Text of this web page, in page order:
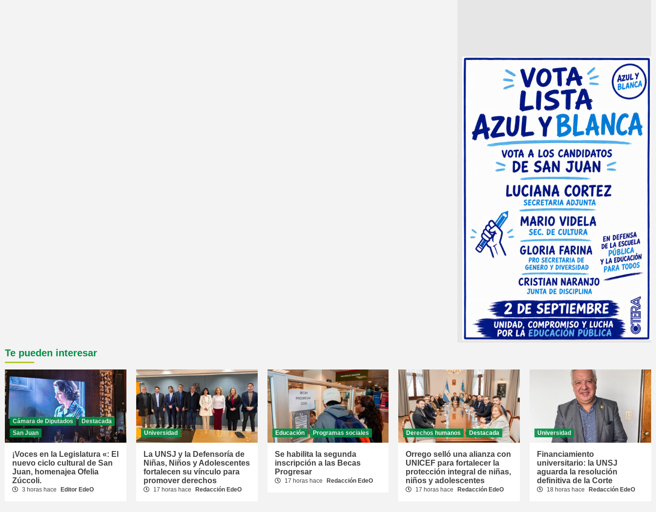
Te pueden interesar
Cámara de Diputados
Destacada
San Juan
¡Voces en la Legislatura «: El
nuevo ciclo cultural de San
Juan, homenajea Ofelia
Zúccoli.
3 horas hace Editor EdeO
Universidad
La UNSJ y la Defensoría de
Niñas, Niños y Adolescentes
fortalecen su vínculo para
promover derechos
17 horas hace Redacción EdeO
Educación Programas sociales
Se habilita la segunda
inscripción a las Becas
Progresar
17 horas hace Redacción EdeO
Derechos humanos Destacada
Orrego selló una alianza con
UNICEF para fortalecer la
protección integral de niñas,
niños y adolescentes
17 horas hace Redacción EdeO
Universidad
Financiamiento
universitario: la UNSJ
aguarda la resolución
definitiva de la Corte
18 horas hace Redacción EdeO